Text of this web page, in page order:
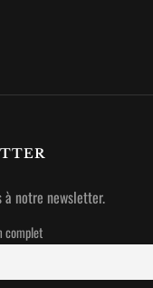
à notre newsletter.
complet